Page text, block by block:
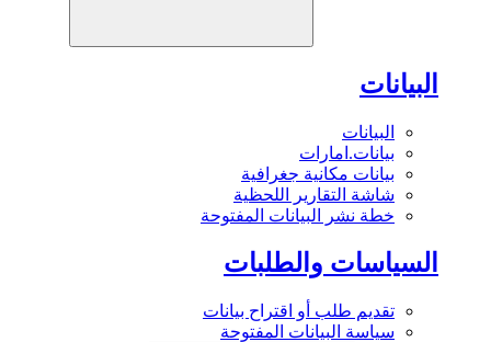
البيانات
البيانات
بيانات.امارات
بيانات مكانية جغرافية
شاشة التقارير اللحظية
خطة نشر البيانات المفتوحة
السياسات والطلبات
تقديم طلب أو اقتراح بيانات
سياسة البيانات المفتوحة